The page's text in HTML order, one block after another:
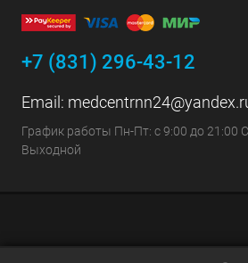
+7 (831) 296-43-12
Email:
График работы Пн-Пт: с 9:00 до 21:00
Выходной